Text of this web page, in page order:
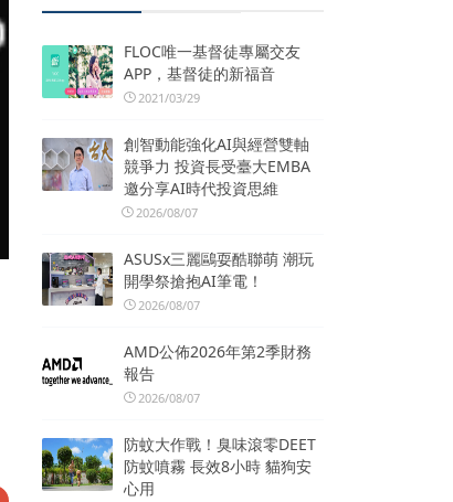
FLOC唯一基督徒專屬交友
APP，基督徒的新福音
2021/03/29
創智動能強化AI與經營雙軸
競爭力 投資長受臺大EMBA
邀分享AI時代投資思維
2026/08/07
ASUSx三麗鷗耍酷聯萌 潮玩
開學祭搶抱AI筆電！
2026/08/07
AMD公佈2026年第2季財務
報告
2026/08/07
防蚊大作戰！臭味滾零DEET
防蚊噴霧 長效8小時 貓狗安
心用